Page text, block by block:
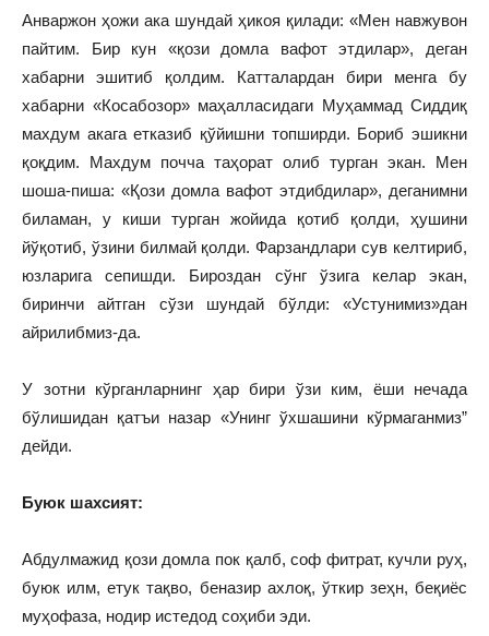
Анваржон ҳожи ака шундай ҳикоя қилади: «Мен навжувон
пайтим. Бир кун «қози домла вафот этдилар», деган
хабарни эшитиб қолдим. Катталардан бири менга бу
хабарни «Косабозор» маҳалласидаги Муҳаммад Сиддиқ
махдум акага етказиб қўйишни топширди. Бориб эшикни
қоқдим. Махдум почча таҳорат олиб турган экан. Мен
шоша‑пиша: «Қози домла вафот этдибдилар», деганимни
биламан, у киши турган жойида қотиб қолди, ҳушини
йўқотиб, ўзини билмай қолди. Фарзандлари сув келтириб,
юзларига сепишди. Бироздан сўнг ўзига келар экан,
биринчи айтган сўзи шундай бўлди: «Устунимиз»дан
айрилибмиз‑да.
У зотни кўрганларнинг ҳар бири ўзи ким, ёши нечада
бўлишидан қатъи назар «Унинг ўхшашини кўрмаганмиз”
дейди.
Буюк шахсият:
Абдулмажид қози домла пок қалб, соф фитрат, кучли руҳ,
буюк илм, етук тақво, беназир ахлоқ, ўткир зеҳн, беқиёс
муҳофаза, нодир истедод соҳиби эди.